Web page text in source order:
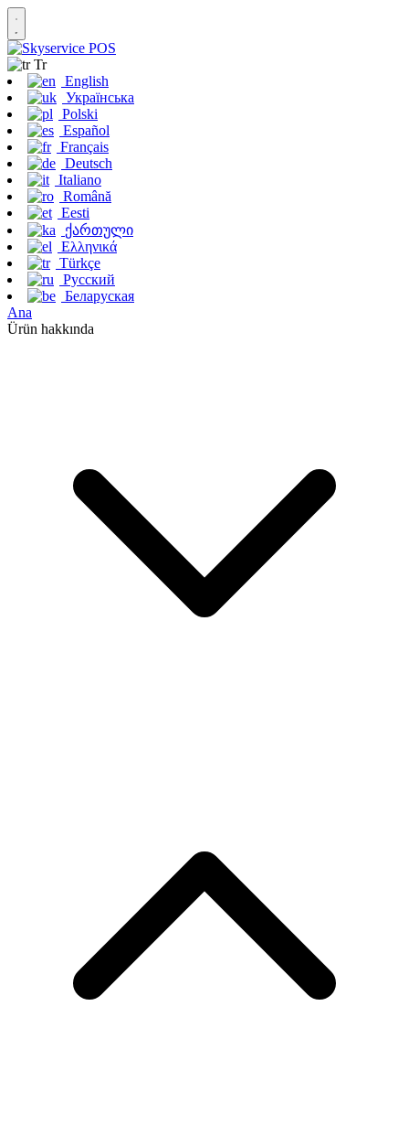
Tr
English
Українська
Polski
Español
Français
Deutsch
Italiano
Română
Eesti
ქართული
Ελληνικά
Türkçe
Русский
Беларуская
Ana
Ürün hakkında